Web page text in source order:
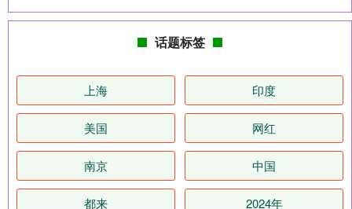
话题标签
上海 印度
美国 网红
南京 中国
都来 2024年